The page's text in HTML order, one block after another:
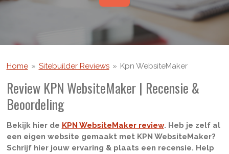
Home » Sitebuilder Reviews » Kpn WebsiteMaker
Review KPN WebsiteMaker | Recensie &
Beoordeling
Bekijk hier de KPN WebsiteMaker review. Heb je zelf al
een eigen website gemaakt met KPN WebsiteMaker?
Schrijf hier jouw ervaring & plaats een recensie. Help